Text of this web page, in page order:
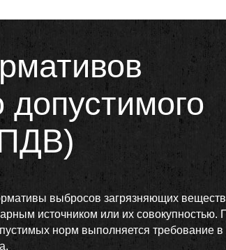
допустимого
выбросов загрязняющих
источником или их совокупностью.
норм выполняется требование в